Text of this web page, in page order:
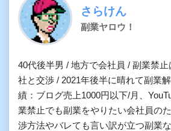
さらけん
副業ヤロウ！
40代後半男 / 地方で会社員 / 副業禁
社と交渉 / 2021年後半に晴れて副業
績：ブログ売上1000円以下/月、
業禁止でも副業をやりたい会社員の
渉方法やバレても言い訳が立つ副業